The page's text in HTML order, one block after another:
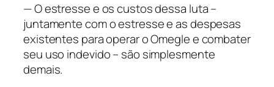
— O estresse e os custos dessa luta –
juntamente com o estresse e as despesas
existentes para operar o Omegle e combater
seu uso indevido – são simplesmente
demais.